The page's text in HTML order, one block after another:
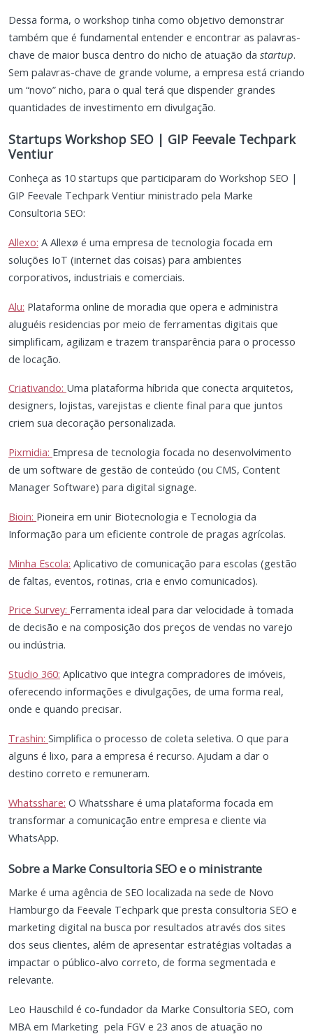
Dessa forma, o workshop tinha como objetivo demonstrar
também que é fundamental entender e encontrar as palavras-
chave de maior busca dentro do nicho de atuação da startup.
Sem palavras-chave de grande volume, a empresa está criando
um “novo” nicho, para o qual terá que dispender grandes
quantidades de investimento em divulgação.
Startups Workshop SEO | GIP Feevale Techpark
Ventiur
Conheça as 10 startups que participaram do Workshop SEO |
GIP Feevale Techpark Ventiur ministrado pela Marke
Consultoria SEO:
Allexo: A Allexø é uma empresa de tecnologia focada em
soluções IoT (internet das coisas) para ambientes
corporativos, industriais e comerciais.
Alu: Plataforma online de moradia que opera e administra
aluguéis residencias por meio de ferramentas digitais que
simplificam, agilizam e trazem transparência para o processo
de locação.
Criativando: Uma plataforma híbrida que conecta arquitetos,
designers, lojistas, varejistas e cliente final para que juntos
criem sua decoração personalizada.
Pixmidia: Empresa de tecnologia focada no desenvolvimento
de um software de gestão de conteúdo (ou CMS, Content
Manager Software) para digital signage.
Bioin: Pioneira em unir Biotecnologia e Tecnologia da
Informação para um eficiente controle de pragas agrícolas.
Minha Escola: Aplicativo de comunicação para escolas (gestão
de faltas, eventos, rotinas, cria e envio comunicados).
Price Survey: Ferramenta ideal para dar velocidade à tomada
de decisão e na composição dos preços de vendas no varejo
ou indústria.
Studio 360: Aplicativo que integra compradores de imóveis,
oferecendo informações e divulgações, de uma forma real,
onde e quando precisar.
Trashin: Simplifica o processo de coleta seletiva. O que para
alguns é lixo, para a empresa é recurso. Ajudam a dar o
destino correto e remuneram.
Whatsshare: O Whatsshare é uma plataforma focada em
transformar a comunicação entre empresa e cliente via
WhatsApp.
Sobre a Marke Consultoria SEO e o ministrante
Marke é uma agência de SEO localizada na sede de Novo
Hamburgo da Feevale Techpark que presta consultoria SEO e
marketing digital na busca por resultados através dos sites
dos seus clientes, além de apresentar estratégias voltadas a
impactar o público-alvo correto, de forma segmentada e
relevante.
Leo Hauschild é co-fundador da Marke Consultoria SEO, com
MBA em Marketing pela FGV e 23 anos de atuação no